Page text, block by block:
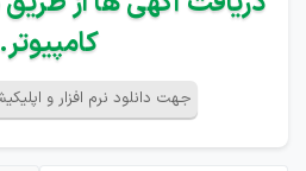
جهت دانلود نرم افزار و